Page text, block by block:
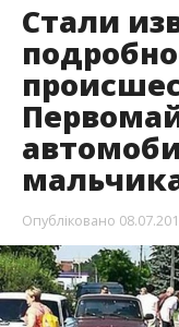
Стали
Опубліковано